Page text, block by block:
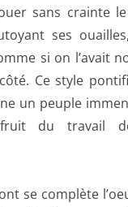
sans crainte
ses
si on l’avait
Ce style
un peuple
du travail
se complète